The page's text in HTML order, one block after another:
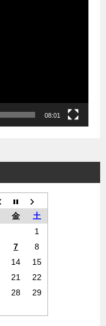
08:01
金
土
1
7
8
14
15
21
22
28
29